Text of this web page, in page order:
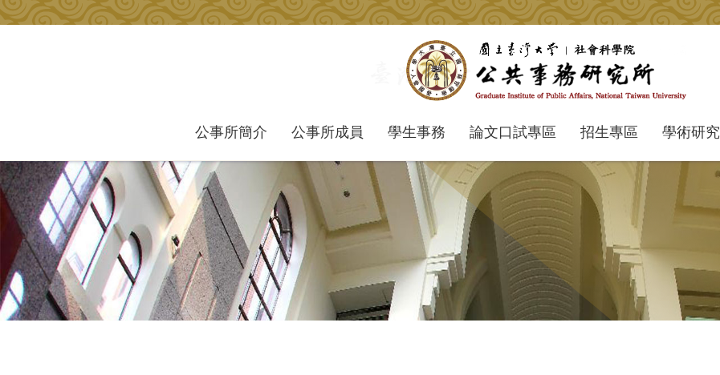
跳到主要內容區塊
公事所簡介 公事所成員 學生事務 論文口試專區 招生專區 學術研究